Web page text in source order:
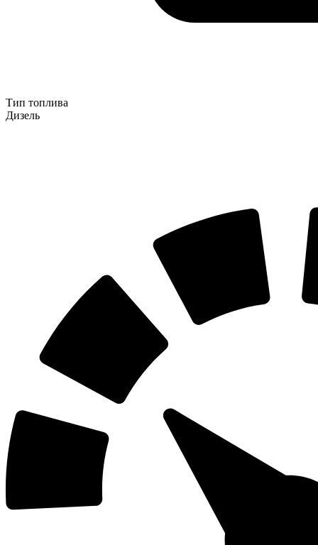
Тип топлива
Дизель